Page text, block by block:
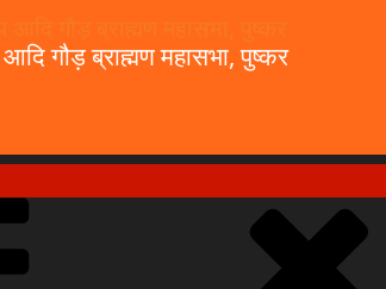
गौड़ ब्राह्मण महासभा, पुष्कर